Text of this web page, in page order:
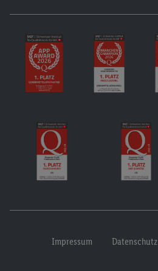
Impressum Datenschutz